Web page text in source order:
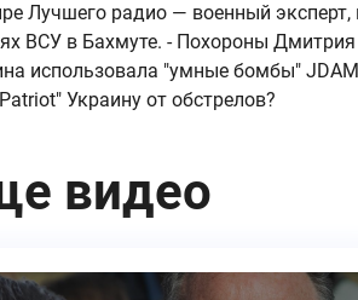
Лучшего радио — военный эксперт,
ВСУ в Бахмуте. - Похороны
использовала "умные бомбы"
Украину от обстрелов?
видео